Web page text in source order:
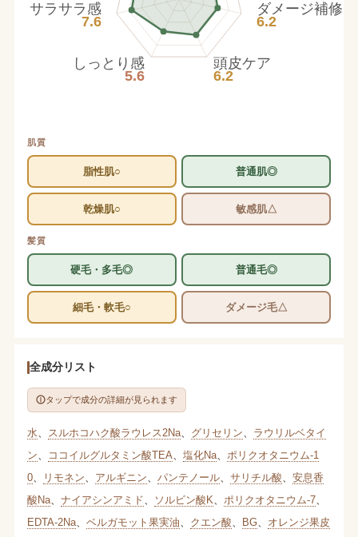
ダメージ補修
6.2
頭皮ケア
6.2
しっとり感
5.6
サラサラ感
7.6
肌質
脂性肌○ 普通肌◎
乾燥肌○ 敏感肌△
髪質
硬毛・多毛◎ 普通毛◎
細毛・軟毛○ ダメージ毛△
全成分リスト
タップで成分の詳細が見られます
水 スルホコハク酸ラウレス2Na、 グリセリン
ラウリルベタイ
ン
ココイルグルタミン酸TEA 塩化Na、 ポリクオタニウム-1
0、 リモネン アルギニン パンテノール、 サリチル酸
安息香
酸Na、 ナイアシンアミド ソルビン酸K ポリクオタニウム-7、
EDTA-2Na、 ベルガモット果実油 クエン酸 BG、 オレンジ果皮